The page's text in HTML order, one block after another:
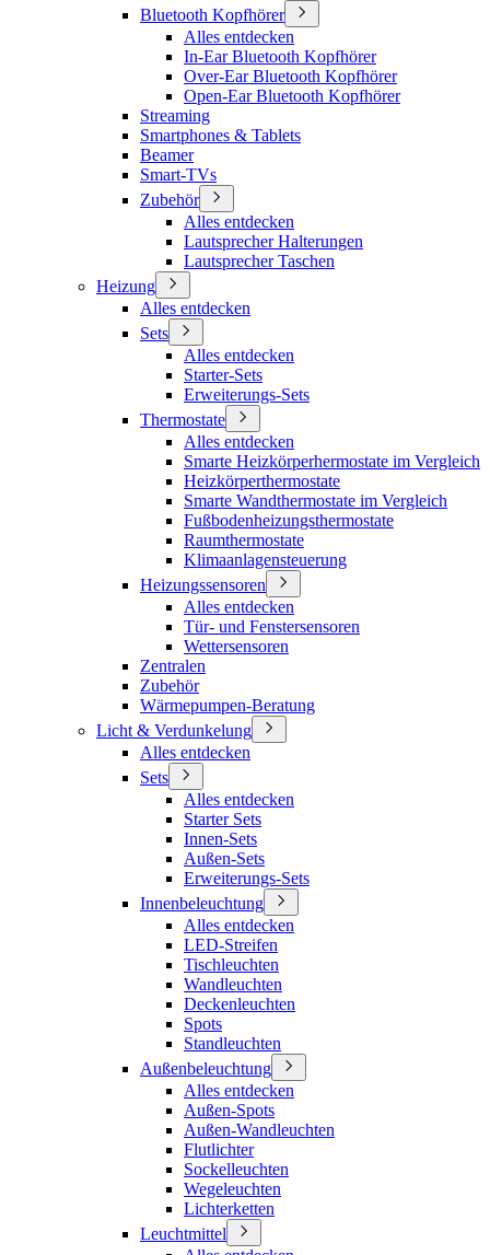
Bluetooth Kopfhörer
Alles entdecken
In-Ear Bluetooth Kopfhörer
Over-Ear Bluetooth Kopfhörer
Open-Ear Bluetooth Kopfhörer
Streaming
Smartphones & Tablets
Beamer
Smart-TVs
Zubehör
Alles entdecken
Lautsprecher Halterungen
Lautsprecher Taschen
Heizung
Alles entdecken
Sets
Alles entdecken
Starter-Sets
Erweiterungs-Sets
Thermostate
Alles entdecken
Smarte Heizkörperhermostate im Vergleich
Heizkörperthermostate
Smarte Wandthermostate im Vergleich
Fußbodenheizungsthermostate
Raumthermostate
Klimaanlagensteuerung
Heizungssensoren
Alles entdecken
Tür- und Fenstersensoren
Wettersensoren
Zentralen
Zubehör
Wärmepumpen-Beratung
Licht & Verdunkelung
Alles entdecken
Sets
Alles entdecken
Starter Sets
Innen-Sets
Außen-Sets
Erweiterungs-Sets
Innenbeleuchtung
Alles entdecken
LED-Streifen
Tischleuchten
Wandleuchten
Deckenleuchten
Spots
Standleuchten
Außenbeleuchtung
Alles entdecken
Außen-Spots
Außen-Wandleuchten
Flutlichter
Sockelleuchten
Wegeleuchten
Lichterketten
Leuchtmittel